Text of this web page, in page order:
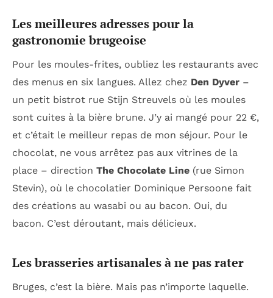
Les meilleures adresses pour la
gastronomie brugeoise
Pour les moules-frites, oubliez les restaurants avec
des menus en six langues. Allez chez Den Dyver –
un petit bistrot rue Stijn Streuvels où les moules
sont cuites à la bière brune. J’y ai mangé pour 22 €,
et c’était le meilleur repas de mon séjour. Pour le
chocolat, ne vous arrêtez pas aux vitrines de la
place – direction The Chocolate Line (rue Simon
Stevin), où le chocolatier Dominique Persoone fait
des créations au wasabi ou au bacon. Oui, du
bacon. C’est déroutant, mais délicieux.
Les brasseries artisanales à ne pas rater
Bruges, c’est la bière. Mais pas n’importe laquelle.